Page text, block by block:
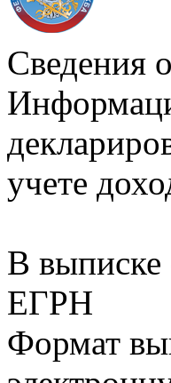
Сведения
учете
В
ЕГРН
Формат